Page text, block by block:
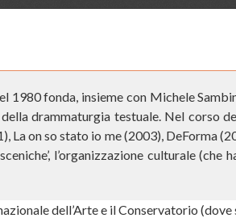
1980 fonda, insieme con Michele
drammaturgia testuale. Nel corso
La on so stato io me (2003), DeForma
l’organizzazione culturale (che
dell’Arte e il Conservatorio (dove